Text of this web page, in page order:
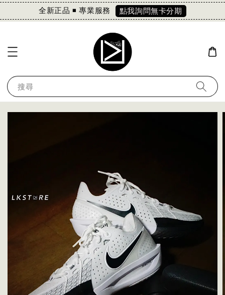
全新正品 ◾️ 專業服務 點我詢問無卡分期
搜尋